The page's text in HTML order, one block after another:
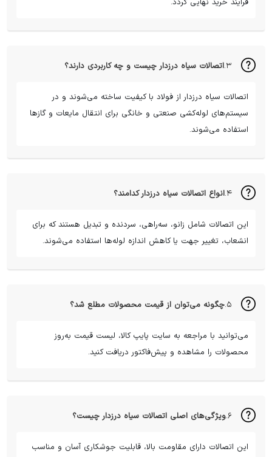
فرایند خرید نهایی گردد.
اتصالات سیاه درزدار چیست و چه کاربردی دارند؟
اتصالات سیاه درزدار از فولاد با کیفیت ساخته می‌شوند و در
سیستم‌های لوله‌کشی صنعتی و خانگی برای انتقال مایعات و گازها
استفاده می‌شوند.
انواع اتصالات سیاه درزدار کدامند؟
این اتصالات شامل زانو، سه‌راهی، سردنده و تبدیل هستند که برای
انشعاب، تغییر جهت یا کاهش اندازه لوله‌ها استفاده می‌شوند.
چگونه می‌توان از قیمت محصولات مطلع شد؟
می‌توانید با مراجعه به سایت پایپ کالا، لیست قیمت به‌روز
محصولات را مشاهده و پیش‌فاکتور دریافت کنید.
ویژگی‌های اصلی اتصالات سیاه درزدار چیست؟
این اتصالات دارای مقاومت بالا، قابلیت جوشکاری آسان و مناسب